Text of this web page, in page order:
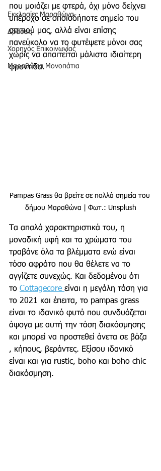
Εκκλησίες Μαραθώνα
Δράσεις
Χορηγός Επικοινωνίας
Μαραθώνια Μονοπάτια
που μοιάζει με φτερά, όχι μόνο δείχνει
υπέροχο σε οποιοδήποτε σημείο του
σπιτιού μας, αλλά είναι επίσης
πανεύκολο να το φυτέψετε μόνοι σας
χωρίς να απαιτείται μάλιστα ιδιαίτερη
φροντίδα.
Pampas Grass θα βρείτε σε πολλά σημεία του
δήμου Μαραθώνα | Φωτ.: Unsplush
Τα απαλά χαρακτηριστικά του, η
μοναδική υφή και τα χρώματα του
τραβάνε όλα τα βλέμματα ενώ είναι
τόσο αφράτο που θα θέλετε να το
αγγίζετε συνεχώς. Και δεδομένου ότι
το Cottagecore είναι η μεγάλη τάση για
το 2021 και έπειτα, το pampas grass
είναι το ιδανικό φυτό που συνδυάζεται
άψογα με αυτή την τάση διακόσμησης
και μπορεί να προστεθεί άνετα σε βάζα
, κήπους, βεράντες. Εξίσου ιδανικό
είναι και για rustic, boho και boho chic
διακόσμηση.